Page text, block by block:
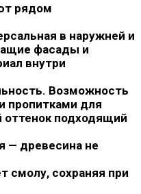
рядом
в наружней и
фасады и
внутри
Возможность
пропитками для
подходящий
— древесина не
смолу, сохраняя при